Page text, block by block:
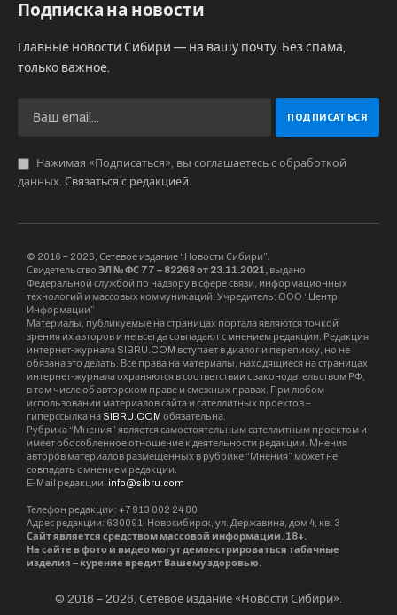
Подписка на новости
Главные новости Сибири — на вашу почту. Без спама,
только важное.
Нажимая «Подписаться», вы соглашаетесь с обработкой
данных. Связаться с редакцией.
© 2016 – 2026, Сетевое издание “Новости Сибири”.
Свидетельство ЭЛ № ФС 77 – 82268 от 23.11.2021, выдано
Федеральной службой по надзору в сфере связи, информационных
технологий и массовых коммуникаций. Учредитель: ООО “Центр
Информации”
Материалы, публикуемые на страницах портала являются точкой
зрения их авторов и не всегда совпадают с мнением редакции. Редакция
интернет-журнала SIBRU.COM вступает в диалог и переписку, но не
обязана это делать. Все права на материалы, находящиеся на страницах
интернет-журнала охраняются в соответствии с законодательством РФ,
в том числе об авторском праве и смежных правах. При любом
использовании материалов сайта и сателлитных проектов –
гиперссылка на SIBRU.COM обязательна.
Рубрика “Мнения” является самостоятельным сателлитным проектом и
имеет обособленное отношение к деятельности редакции. Мнения
авторов материалов размещенных в рубрике “Мнения” может не
совпадать с мнением редакции.
E-Mail редакции: info@sibru.com
Телефон редакции: +7 913 002 24 80
Адрес редакции: 630091, Новосибирск, ул. Державина, дом 4, кв. 3
Сайт является средством массовой информации. 18+.
На сайте в фото и видео могут демонстрироваться табачные
изделия – курение вредит Вашему здоровью.
© 2016 – 2026, Сетевое издание «Новости Сибири».